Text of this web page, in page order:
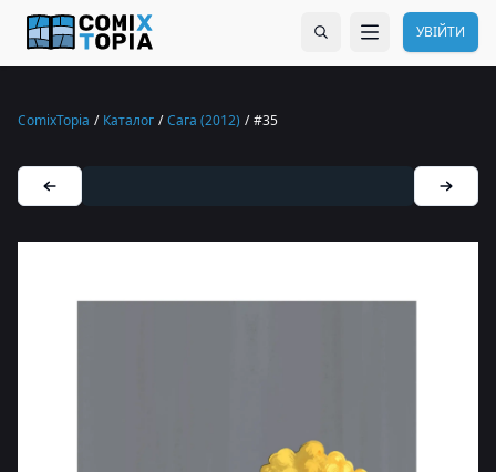
УВІЙТИ
ComixTopia / Каталог / Сага (2012) / #35